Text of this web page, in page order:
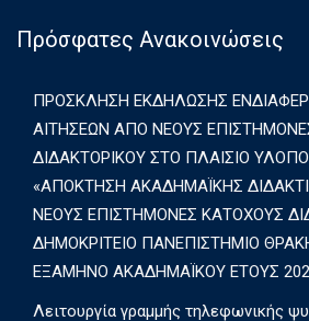
Πρόσφατες Ανακοινώσεις
ΠΡΟΣΚΛΗΣΗ ΕΚΔΗΛΩΣΗΣ
ΑΙΤΗΣΕΩΝ ΑΠΟ ΝΕΟΥΣ
ΔΙΔΑΚΤΟΡΙΚΟΥ ΣΤΟ ΠΛΑΙΣΙΟ
«ΑΠΟΚΤΗΣΗ ΑΚΑΔΗΜΑΪΚΗΣ
ΝΕΟΥΣ ΕΠΙΣΤΗΜΟΝΕΣ ΚΑΤΟΧΟΥΣ
ΔΗΜΟΚΡΙΤΕΙΟ ΠΑΝΕΠΙΣΤΗΜΙΟ
ΕΞΑΜΗΝΟ ΑΚΑΔΗΜΑΪΚΟΥ ΕΤΟΥΣ
Λειτουργία γραμμής τηλεφωνικής